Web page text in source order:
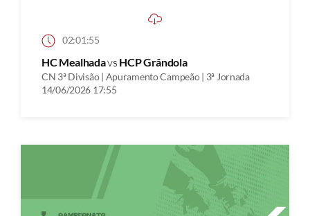
02:01:55
HC Mealhadavs HCP Grândola
CN 3ª Divisão | Apuramento Campeão | 3ª Jornada
14/06/2026 17:55